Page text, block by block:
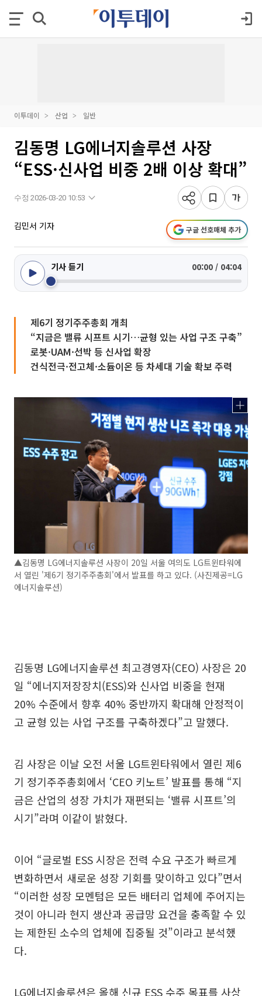
이투데이 산업 일반
김동명 LG에너지솔루션 사장
“ESS·신사업 비중 2배 이상 확대”
수정 2026-03-20 10:53
김민서 기자 구글 선호매체 추가
기사 듣기 00:00 / 04:04
제6기 정기주주총회 개최
“지금은 밸류 시프트 시기…균형 있는 사업 구조 구축”
로봇·UAM·선박 등 신사업 확장
건식전극·전고체·소듐이온 등 차세대 기술 확보 주력
▲김동명 LG에너지솔루션 사장이 20일 서울 여의도 LG트윈타워에
서 열린 '제6기 정기주주총회'에서 발표를 하고 있다. (사진제공=LG
에너지솔루션)
김동명 LG에너지솔루션 최고경영자(CEO) 사장은 20
일 “에너지저장장치(ESS)와 신사업 비중을 현재
20% 수준에서 향후 40% 중반까지 확대해 안정적이
고 균형 있는 사업 구조를 구축하겠다”고 말했다.
김 사장은 이날 오전 서울 LG트윈타워에서 열린 제6
기 정기주주총회에서 ‘CEO 키노트’ 발표를 통해 “지
금은 산업의 성장 가치가 재편되는 ‘밸류 시프트’의
시기”라며 이같이 밝혔다.
이어 “글로벌 ESS 시장은 전력 수요 구조가 빠르게
변화하면서 새로운 성장 기회를 맞이하고 있다”면서
“이러한 성장 모멘텀은 모든 배터리 업체에 주어지는
것이 아니라 현지 생산과 공급망 요건을 충족할 수 있
는 제한된 소수의 업체에 집중될 것”이라고 분석했
다.
LG에너지솔루션은 올해 신규 ESS 수주 목표를 사상